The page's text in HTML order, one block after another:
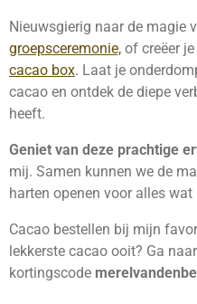
Nieuwsgierig naar de magie
groepsceremonie, of creëer
cacao box. Laat je
cacao en ontdek de diepe
heeft.
Geniet van deze prachtige
mij. Samen kunnen we de
harten openen voor alles
Cacao bestellen bij mijn
lekkerste cacao ooit? Ga naar
kortingscode